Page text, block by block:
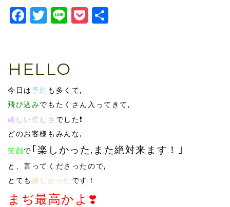
Facebook
Twitter
LinePocket
HELLO
今日は予約 も多くて,
飛び込みでもたくさん入ってきて,
嬉しい忙しさ でした❗️
どのお客様もみんな,
笑顔で ｢楽しかった,また絶対来ます！｣
と、言ってくださったので,
とても 嬉しかった です！
まぢ最高かよ❣️